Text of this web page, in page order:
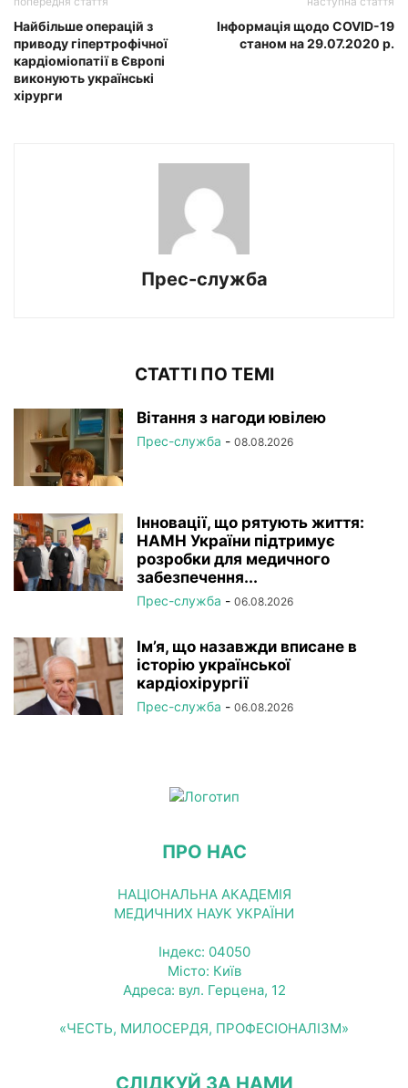
Найбільше операцій з
приводу гіпертрофічної
кардіоміопатії в Європі
виконують українські
хірурги
Інформація щодо COVID-19
станом на 29.07.2020 р.
Прес-служба
СТАТТІ ПО ТЕМІ
Вітання з нагоди ювілею
Прес-служба - 08.08.2026
Інновації, що рятують життя:
НАМН України підтримує
розробки для медичного
забезпечення...
Прес-служба - 06.08.2026
Ім’я, що назавжди вписане в
історію української
кардіохірургії
Прес-служба - 06.08.2026
ПРО НАС
НАЦІОНАЛЬНА АКАДЕМІЯ
МЕДИЧНИХ НАУК УКРАЇНИ
Індекс: 04050
Місто: Київ
Адреса: вул. Герцена, 12
«ЧЕСТЬ, МИЛОСЕРДЯ, ПРОФЕСІОНАЛІЗМ»
СЛІДКУЙ ЗА НАМИ